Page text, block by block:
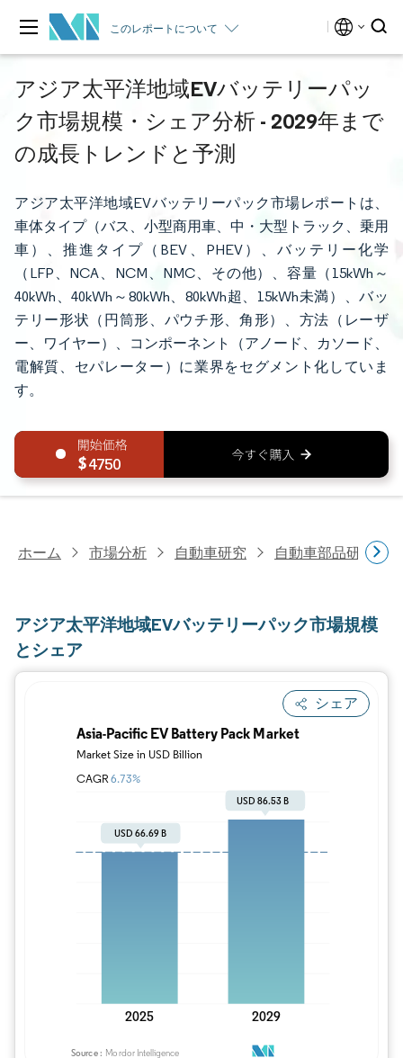
このレポートについて
アジア太平洋地域EVバッテリーパッ
ク市場規模・シェア分析 - 2029年まで
の成長トレンドと予測
アジア太平洋地域EVバッテリーパック市場レポートは、
車体タイプ（バス、小型商用車、中・大型トラック、乗用
車）、推進タイプ（BEV、PHEV）、バッテリー化学
（LFP、NCA、NCM、NMC、その他）、容量（15kWh～
40kWh、40kWh～80kWh、80kWh超、15kWh未満）、バッ
テリー形状（円筒形、パウチ形、角形）、方法（レーザ
ー、ワイヤー）、コンポーネント（アノード、カソード、
電解質、セパレーター）に業界をセグメント化していま
す。
4750
ホーム 市場分析 自動車研究 自動車部品研究
アジア太平洋地域EVバッテリーパック市場規模
とシェア
シェア